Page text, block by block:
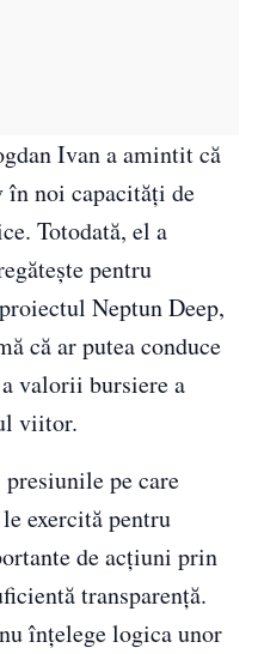
Ivan a amintit că
în noi capacități de
Totodată, el a
pentru
Neptun Deep,
că ar putea conduce
valorii bursiere a
viitor.
pe care
le exercită pentru
de acțiuni prin
transparență.
înțelege logica unor